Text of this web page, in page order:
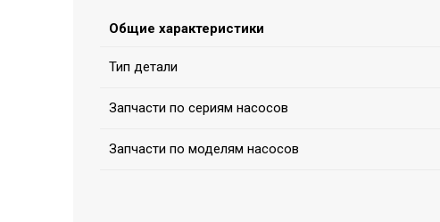
Общие характеристики
Тип детали
Запчасти по сериям насосов
Запчасти по моделям насосов